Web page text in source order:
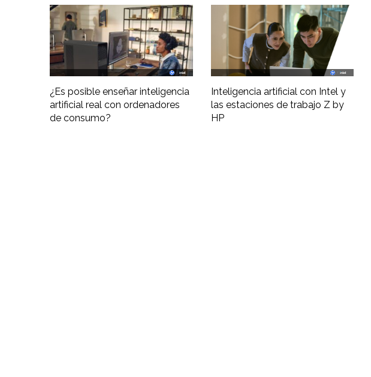
¿Es posible enseñar inteligencia
artificial real con ordenadores
de consumo?
Inteligencia artificial con Intel y
las estaciones de trabajo Z by
HP